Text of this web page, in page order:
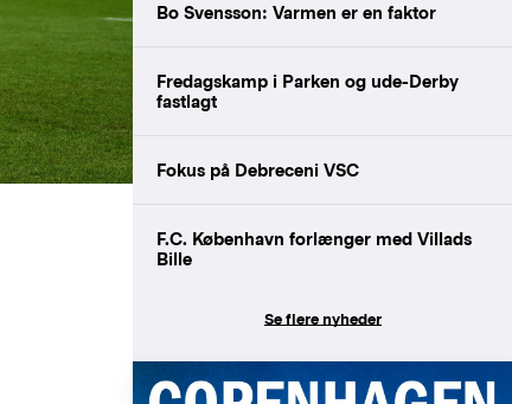
Bo Svensson: Varmen er en faktor
Fredagskamp i Parken og ude-Derby
fastlagt
Fokus på Debreceni VSC
F.C. København forlænger med Villads
Bille
Se flere nyheder